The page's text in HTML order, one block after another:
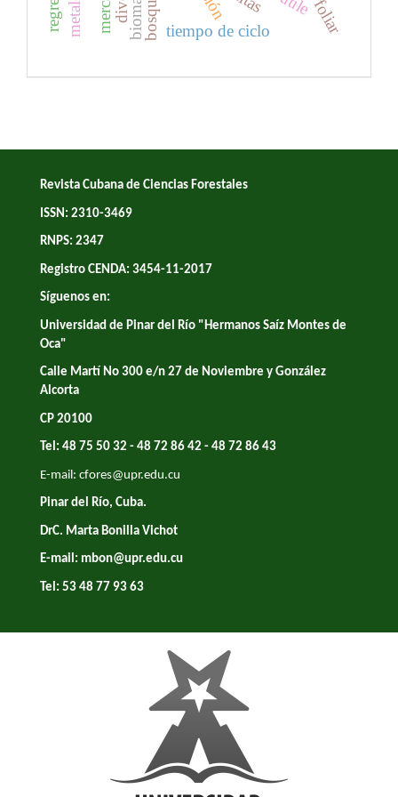
tiempo de ciclo
Revista Cubana de Ciencias Forestales
ISSN: 2310-3469
RNPS: 2347
Registro CENDA: 3454-11-2017
Síguenos en:
Universidad de Pinar del Río "Hermanos Saíz Montes de
Oca"
Calle Martí No 300 e/n 27 de Noviembre y González
Alcorta
CP 20100
Tel: 48 75 50 32 - 48 72 86 42 - 48 72 86 43
E-mail: cfores@upr.edu.cu
Pinar del Río, Cuba.
DrC. Marta Bonilla Vichot
E-mail: mbon@upr.edu.cu
Tel: 53 48 77 93 63